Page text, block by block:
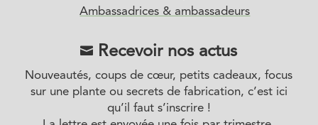
Ambassadrices & ambassadeurs
 Recevoir nos actus
Nouveautés, coups de cœur, petits cadeaux, focus
sur une plante ou secrets de fabrication, c’est ici
qu’il faut s’inscrire !